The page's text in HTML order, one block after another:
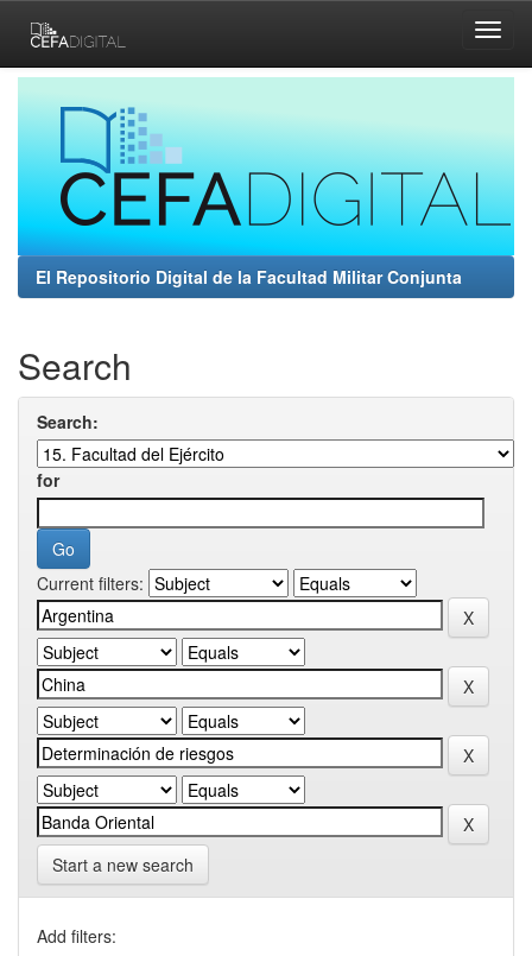
navigation
El Repositorio Digital de la Facultad Militar Conjunta
Search
Search:
for
Current filters:
Start a new search
Add filters: